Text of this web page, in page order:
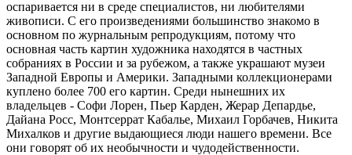
оспаривается ни в среде специалистов, ни любителями
живописи. С его произведениями большинство знакомо в
основном по журнальным репродукциям, потому что
основная часть картин художника находятся в частных
собраниях в России и за рубежом, а также украшают музеи
Западной Европы и Америки. Западными коллекционерами
куплено более 700 его картин. Среди нынешних их
владельцев - Софи Лорен, Пьер Карден, Жерар Депардье,
Дайана Росс, Монтсеррат Кабалье, Михаил Горбачев, Никита
Михалков и другие выдающиеся люди нашего времени. Все
они говорят об их необычности и чудодейственности.